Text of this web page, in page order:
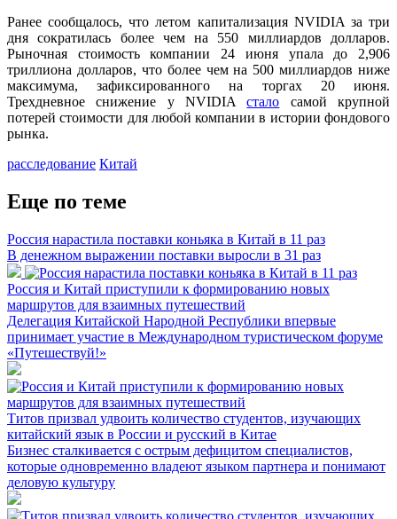
Ранее сообщалось, что летом капитализация NVIDIA за три
дня сократилась более чем на 550 миллиардов долларов.
Рыночная стоимость компании 24 июня упала до 2,906
триллиона долларов, что более чем на 500 миллиардов ниже
максимума, зафиксированного на торгах 20 июня.
Трехдневное снижение у NVIDIAстало самой крупной
потерей стоимости для любой компании в истории фондового
рынка.
расследование Китай
Еще по теме
Россия нарастила поставки коньяка в Китай в 11 раз
В денежном выражении поставки выросли в 31 раз
Россия и Китай приступили к формированию новых
маршрутов для взаимных путешествий
Делегация Китайской Народной Республики впервые
принимает участие в Международном туристическом форуме
«Путешествуй!»
Титов призвал удвоить количество студентов, изучающих
китайский язык в России и русский в Китае
Бизнес сталкивается с острым дефицитом специалистов,
которые одновременно владеют языком партнера и понимают
деловую культуру